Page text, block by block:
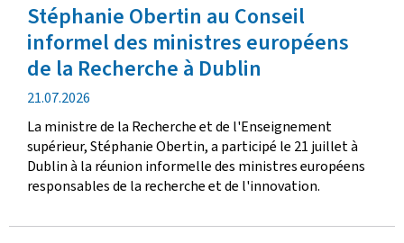
u
b
l
i
c
t
i
o
n
Stéphanie Obertin au Conseil
informel des ministres européens
de la Recherche à Dublin
d
a
t
e
d
e
21.07.2026
La ministre de la Recherche et de l'Enseignement
supérieur, Stéphanie Obertin, a participé le 21 juillet à
Dublin à la réunion informelle des ministres européens
responsables de la recherche et de l'innovation.